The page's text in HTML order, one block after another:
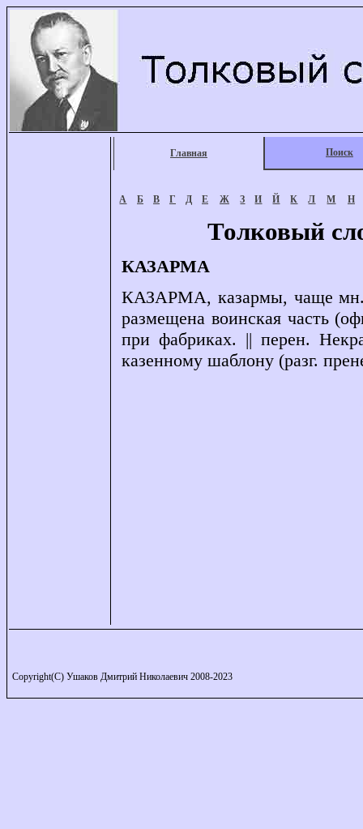
Главная Поиск
А Б В Г Д Е Ж З И Й К Л М Н
Толковый
КАЗАРМА
КАЗАРМА, казармы, чаще мн.,
размещена воинская часть
при фабриках. || перен.
казенному шаблону (разг.
Copyright(C) Ушаков Дмитрий Николаевич 2008-2023